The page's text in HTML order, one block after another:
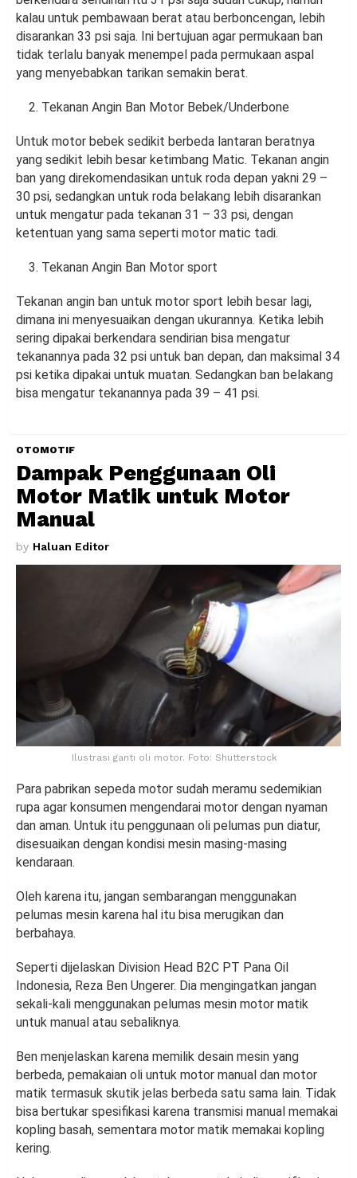
kalau untuk pembawaan berat atau berboncengan, lebih
disarankan 33 psi saja. Ini bertujuan agar permukaan ban
tidak terlalu banyak menempel pada permukaan aspal
yang menyebabkan tarikan semakin berat.
Tekanan Angin Ban Motor Bebek/Underbone
Untuk motor bebek sedikit berbeda lantaran beratnya
yang sedikit lebih besar ketimbang Matic. Tekanan angin
ban yang direkomendasikan untuk roda depan yakni 29 –
30 psi, sedangkan untuk roda belakang lebih disarankan
untuk mengatur pada tekanan 31 – 33 psi, dengan
ketentuan yang sama seperti motor matic tadi.
Tekanan Angin Ban Motor sport
Tekanan angin ban untuk motor sport lebih besar lagi,
dimana ini menyesuaikan dengan ukurannya. Ketika lebih
sering dipakai berkendara sendirian bisa mengatur
tekanannya pada 32 psi untuk ban depan, dan maksimal 34
psi ketika dipakai untuk muatan. Sedangkan ban belakang
bisa mengatur tekanannya pada 39 – 41 psi.
OTOMOTIF
Dampak Penggunaan Oli
Motor Matik untuk Motor
Manual
by Haluan Editor
Ilustrasi ganti oli motor. Foto: Shutterstock
Para pabrikan sepeda motor sudah meramu sedemikian
rupa agar konsumen mengendarai motor dengan nyaman
dan aman. Untuk itu penggunaan oli pelumas pun diatur,
disesuaikan dengan kondisi mesin masing-masing
kendaraan.
Oleh karena itu, jangan sembarangan menggunakan
pelumas mesin karena hal itu bisa merugikan dan
berbahaya.
Seperti dijelaskan Division Head B2C PT Pana Oil
Indonesia, Reza Ben Ungerer. Dia mengingatkan jangan
sekali-kali menggunakan pelumas mesin motor matik
untuk manual atau sebaliknya.
Ben menjelaskan karena memilik desain mesin yang
berbeda, pemakaian oli untuk motor manual dan motor
matik termasuk skutik jelas berbeda satu sama lain. Tidak
bisa bertukar spesifikasi karena transmisi manual memakai
kopling basah, sementara motor matik memakai kopling
kering.